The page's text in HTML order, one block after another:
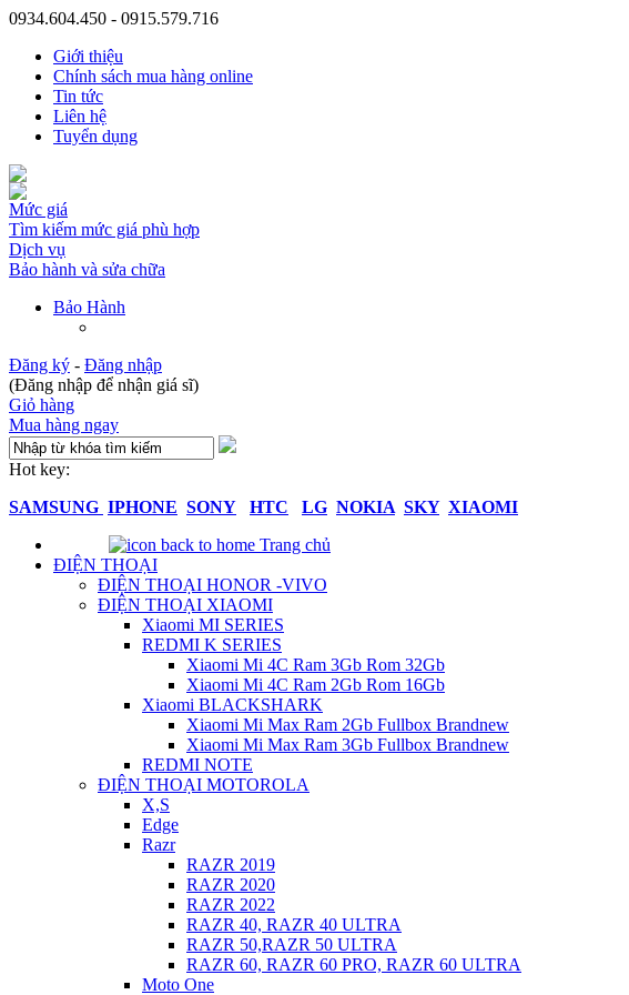
0934.604.450 - 0915.579.716
Giới thiệu
Chính sách mua hàng online
Tin tức
Liên hệ
Tuyển dụng
Mức giá
Tìm kiếm mức giá phù hợp
Dịch vụ
Bảo hành và sửa chữa
Bảo Hành
Đăng ký - Đăng nhập
(Đăng nhập để nhận giá sĩ)
Giỏ hàng
Mua hàng ngay
Hot key:
SAMSUNG IPHONE SONY HTC LG NOKIA SKY XIAOMI
Trang chủ
ĐIỆN THOẠI
ĐIỆN THOẠI HONOR -VIVO
ĐIỆN THOẠI XIAOMI
Xiaomi MI SERIES
REDMI K SERIES
Xiaomi Mi 4C Ram 3Gb Rom 32Gb
Xiaomi Mi 4C Ram 2Gb Rom 16Gb
Xiaomi BLACKSHARK
Xiaomi Mi Max Ram 2Gb Fullbox Brandnew
Xiaomi Mi Max Ram 3Gb Fullbox Brandnew
REDMI NOTE
ĐIỆN THOẠI MOTOROLA
X,S
Edge
Razr
RAZR 2019
RAZR 2020
RAZR 2022
RAZR 40, RAZR 40 ULTRA
RAZR 50,RAZR 50 ULTRA
RAZR 60, RAZR 60 PRO, RAZR 60 ULTRA
Moto One